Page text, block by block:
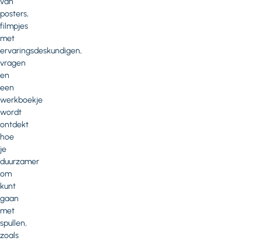
posters,
filmpjes
met
ervaringsdeskundigen,
vragen
en
een
werkboekje
wordt
ontdekt
hoe
je
duurzamer
om
kunt
gaan
met
spullen,
zoals